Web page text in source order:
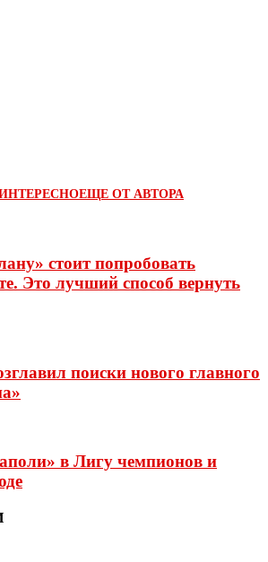
ЕЩЕ ОТ АВТОРА
стоит попробовать
Это лучший способ вернуть
поиски нового главного
в Лигу чемпионов и